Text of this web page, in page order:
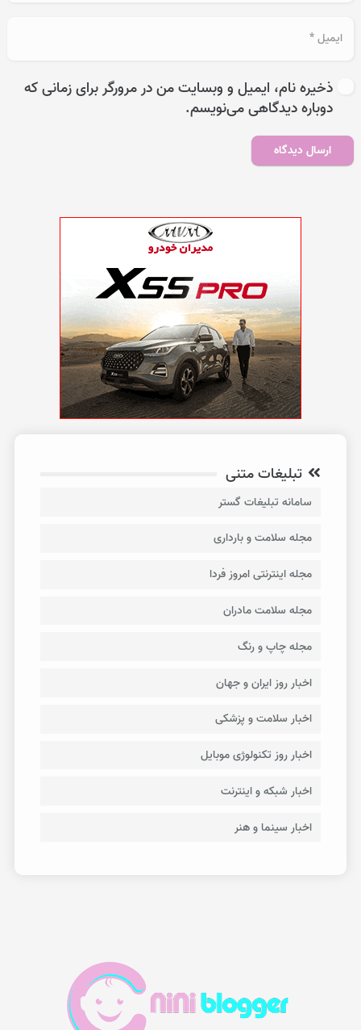
ذخیره نام، ایمیل و وبسایت من در مرورگر برای زمانی که
دوباره دیدگاهی می‌نویسم.
ارسال دیدگاه
تبلیغات متنی
سامانه تبلیغات گستر
مجله سلامت و بارداری
مجله اینترنتی امروز فردا
مجله سلامت مادران
مجله چاپ و رنگ
اخبار روز ایران و جهان
اخبار سلامت و پزشکی
اخبار روز تکنولوژی موبایل
اخبار شبکه و اینترنت
اخبار سینما و هنر